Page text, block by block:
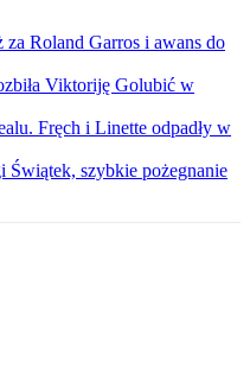
Roland Garros i awans do
Viktoriję Golubić w
Fręch i Linette odpadły w
szybkie pożegnanie